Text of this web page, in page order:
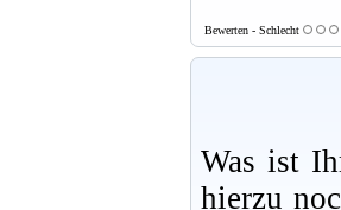
Bewerten - Schlecht
Was ist
hierzu